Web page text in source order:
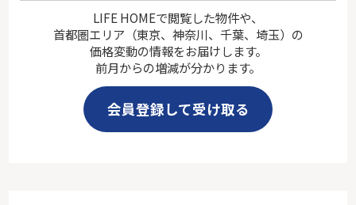
LIFE HOMEで閲覧した物件や、
首都圏エリア（東京、神奈川、千葉、埼玉）の
価格変動の情報をお届けします。
前月からの増減が分かります。
会員登録して受け取る